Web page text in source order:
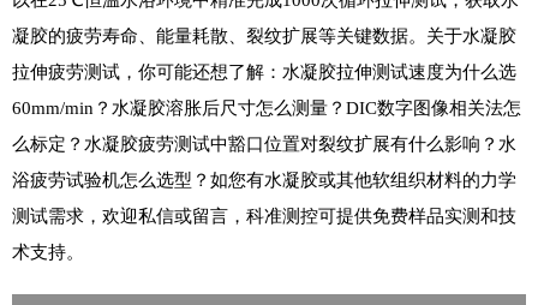
凝胶的疲劳寿命、能量耗散、裂纹扩展等关键数据。关于水凝胶
拉伸疲劳测试，你可能还想了解：水凝胶拉伸测试速度为什么选
60mm/min ？水凝胶溶胀后尺寸怎么测量？ DIC数字图像相关法怎
么标定？水凝胶疲劳测试中豁口位置对裂纹扩展有什么影响？水
浴疲劳试验机怎么选型？如您有水凝胶或其他软组织材料的力学
测试需求，欢迎私信或留言，科准测控可提供免费样品实测和技
术支持。